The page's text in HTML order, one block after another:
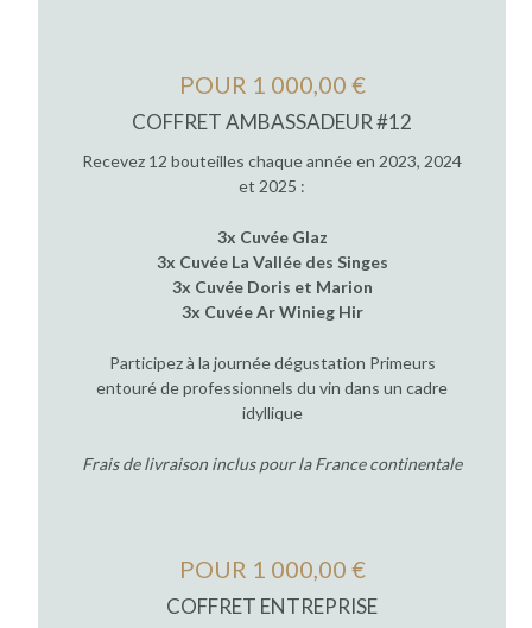
POUR 1 000,00 €
COFFRET AMBASSADEUR #12
Recevez 12 bouteilles chaque année en 2023, 2024
et 2025 :
3x Cuvée Glaz
3x Cuvée La Vallée des Singes
3x Cuvée Doris et Marion
3x Cuvée Ar Winieg Hir
Participez à la journée dégustation Primeurs
entouré de professionnels du vin dans un cadre
idyllique
Frais de livraison inclus pour la France continentale
POUR 1 000,00 €
COFFRET ENTREPRISE